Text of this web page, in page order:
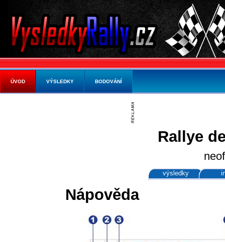
Rallye
výsledky
Nápověda
ÚVOD VÝSLEDKY BODOVÁNÍ